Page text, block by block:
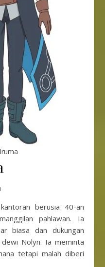
berusia 40-an
pahlawan. Ia
biasa dan dukungan
Nolyn. Ia meminta
tetapi malah diberi